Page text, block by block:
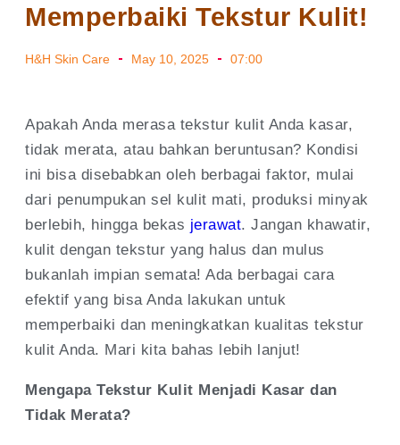
Memperbaiki Tekstur Kulit!
H&H Skin Care May 10, 2025 07:00
Apakah Anda merasa tekstur kulit Anda kasar,
tidak merata, atau bahkan beruntusan? Kondisi
ini bisa disebabkan oleh berbagai faktor, mulai
dari penumpukan sel kulit mati, produksi minyak
berlebih, hingga bekas jerawat. Jangan khawatir,
kulit dengan tekstur yang halus dan mulus
bukanlah impian semata! Ada berbagai cara
efektif yang bisa Anda lakukan untuk
memperbaiki dan meningkatkan kualitas tekstur
kulit Anda. Mari kita bahas lebih lanjut!
Mengapa Tekstur Kulit Menjadi Kasar dan
Tidak Merata?